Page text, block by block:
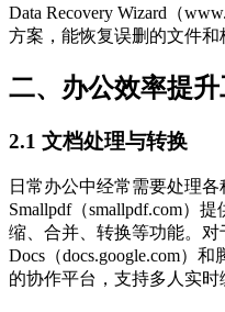
Data Recovery Wizard（
方案，能恢复误删的文件和
二、办公效率提
2.1 文档处理与转换
日常办公中经常需要处理各
Smallpdf（smallpdf.com）
缩、合并、转换等功能。对
Docs（docs.google.com）
的协作平台，支持多人实时